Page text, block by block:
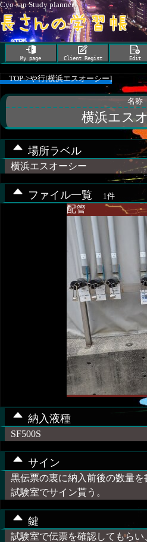
Cyo-san Study planner
My page Client Regist Edit
TOP->や行[横浜エスオーシー]
名称
横浜エス
場所ラベル
横浜エスオーシー
ファイル一覧 1件
配管
納入液種
SF500S
サイン
黒伝票の裏に納入前後の数量を
試験室でサイン貰う。
鍵
試験室で伝票を確認してもらい